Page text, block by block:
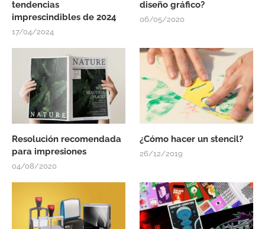
tendencias
imprescindibles de 2024
17/04/2024
diseño gráfico?
06/05/2020
Resolución recomendada
para impresiones
04/08/2020
¿Cómo hacer un stencil?
26/12/2019